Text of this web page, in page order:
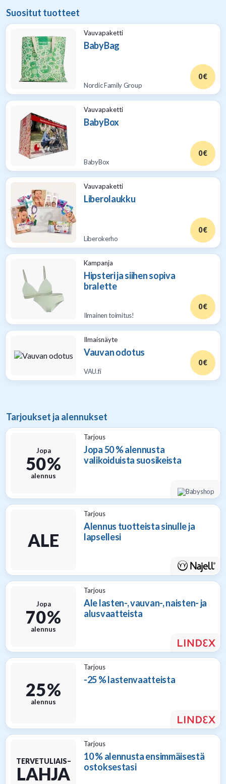
Suositut tuotteet
Vauvapaketti
BabyBag
Nordic Family Group
0 €
Vauvapaketti
BabyBox
BabyBox
0 €
Vauvapaketti
Liberolaukku
Liberokerho
0 €
Kampanja
Hipsteri ja siihen sopiva
bralette
Ilmainen toimitus!
0 €
Ilmaisnäyte
Vauvan odotus
VAU.fi
0 €
Tarjoukset ja alennukset
Jopa
50 %
alennus
Tarjous
Jopa 50 % alennusta
valikoiduista suosikeista
ALE
Tarjous
Alennus tuotteista sinulle ja
lapsellesi
Jopa
70 %
alennus
Tarjous
Ale lasten-, vauvan-, naisten- ja
alusvaatteista
25 %
alennus
Tarjous
-25 % lastenvaatteista
TERVETULIAIS–
LAHJA
Tarjous
10 % alennusta ensimmäisestä
ostoksestasi